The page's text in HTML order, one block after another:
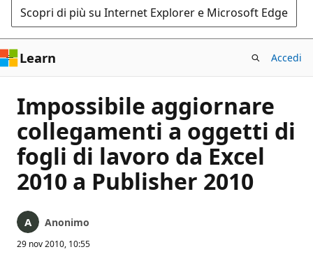
Scopri di più su Internet Explorer e Microsoft Edge
Learn Accedi
Impossibile aggiornare
collegamenti a oggetti di
fogli di lavoro da Excel
2010 a Publisher 2010
Anonimo
29 nov 2010, 10:55